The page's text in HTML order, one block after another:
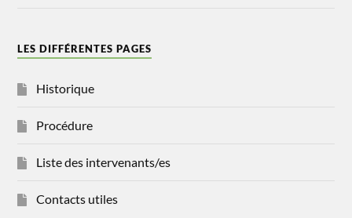
LES DIFFÉRENTES PAGES
Historique
Procédure
Liste des intervenants/es
Contacts utiles